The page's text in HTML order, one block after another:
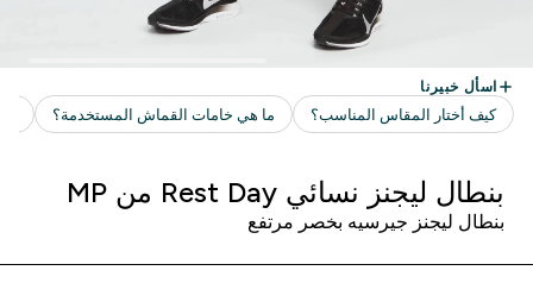
بنطال ليجنز نسائي Rest Day من MP
بنطال ليجنز جيرسيه بخصر مرتفع